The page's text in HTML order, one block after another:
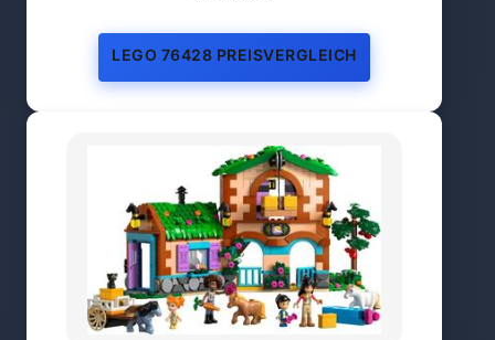
LEGO 76428 PREISVERGLEICH